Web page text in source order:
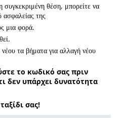
θέση, μπορείτε να
ασφαλείας της
μια φορά.
τα βήματα για αλλαγή νέου
το κωδικό σας πριν
δεν υπάρχει δυνατότητα
σας!